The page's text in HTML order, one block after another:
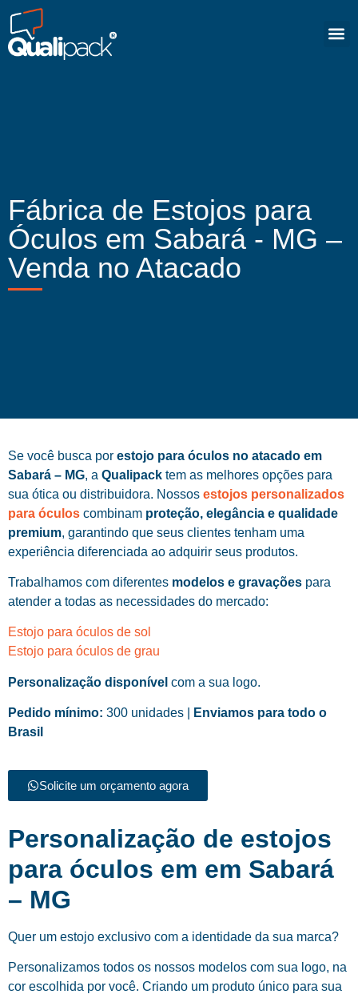
Fábrica de Estojos para
Óculos em Sabará - MG –
Venda no Atacado
Se você busca por estojo para óculos no atacado em
Sabará – MG, a Qualipack tem as melhores opções para
sua ótica ou distribuidora. Nossos estojos personalizados
para óculos combinam proteção, elegância e qualidade
premium, garantindo que seus clientes tenham uma
experiência diferenciada ao adquirir seus produtos.
Trabalhamos com diferentes modelos e gravações para
atender a todas as necessidades do mercado:
Estojo para óculos de sol
Estojo para óculos de grau
Personalização disponível com a sua logo.
Pedido mínimo: 300 unidades |
Enviamos para todo o
Brasil
Solicite um orçamento agora
Personalização de estojos
para óculos em em Sabará
– MG
Quer um estojo exclusivo com a identidade da sua marca?
Personalizamos todos os nossos modelos com sua logo, na
cor escolhida por você. Criando um produto único para sua